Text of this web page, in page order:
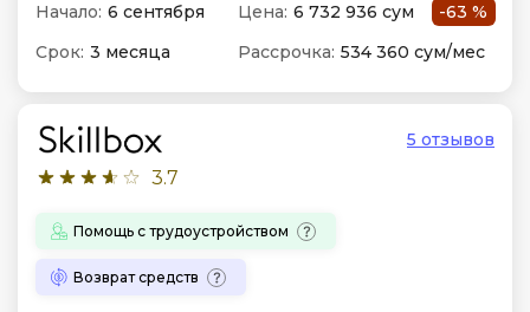
Начало: 6 сентября Цена: 6 732 936 сум
-63 %
Срок: 3 месяца Рассрочка: 534 360 сум/мес
3.7
5 отзывов
Помощь с трудоустройством
Возврат средств